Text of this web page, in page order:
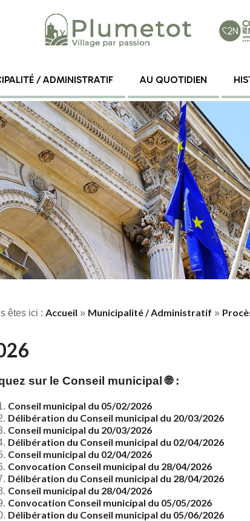
/ ADMINISTRATIF AU QUOTIDIEN
êtes ici :Accueil » Municipalité / Administratif »
sur le Conseil municipal 🌐 :
Conseil municipal du 05/02/2026
Délibération du Conseil municipal du 20/03/2026
Conseil municipal du 20/03/2026
Délibération du Conseil municipal du 02/04/2026
Conseil municipal du 02/04/2026
Convocation Conseil municipal du 28/04/2026
Délibération du Conseil municipal du 28/04/2026
Conseil municipal du 28/04/2026
Convocation Conseil municipal du 05/05/2026
Délibération du Conseil municipal du 05/06/2026